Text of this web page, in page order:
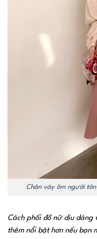
Chân váy ôm người
Cách phối đồ nữ dịu dàng
thêm nổi bật hơn nếu bạn